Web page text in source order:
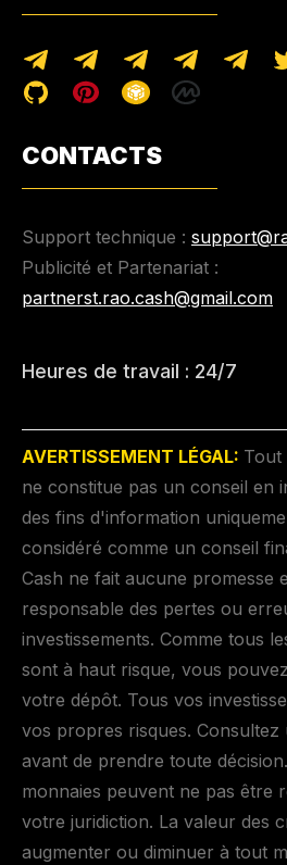
CONTACTS
Support technique :
Publicité et Partenariat :
partnerst.rao.cash@gmail.com
Heures de travail : 24/7
AVERTISSEMENT LÉGAL: Tout
ne constitue pas un conseil en
des fins d'information
considéré comme un conseil
Cash ne fait aucune promesse
responsable des pertes ou
investissements. Comme tous
sont à haut risque, vous
votre dépôt. Tous vos
vos propres risques.
avant de prendre toute
monnaies peuvent ne pas être
votre juridiction. La valeur des
augmenter ou diminuer à tout